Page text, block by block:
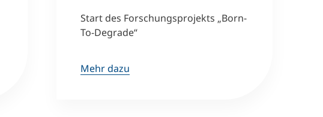
Start des Forschungsprojekts „Born-
To-Degrade“
Mehr dazu